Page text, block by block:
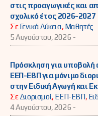
στις προαγωγικές και
σχολικό έτος 2026-2027
ΣεΓενικά Λύκεια, Μαθητές
5 Αυγούστου, 2026 -
Πρόσκληση για
ΕΕΠ-ΕΒΠ για μόνιμο
στην Ειδική Αγωγή και
ΣεΔιορισμοί, ΕΕΠ-ΕΒΠ,
4 Αυγούστου, 2026 -